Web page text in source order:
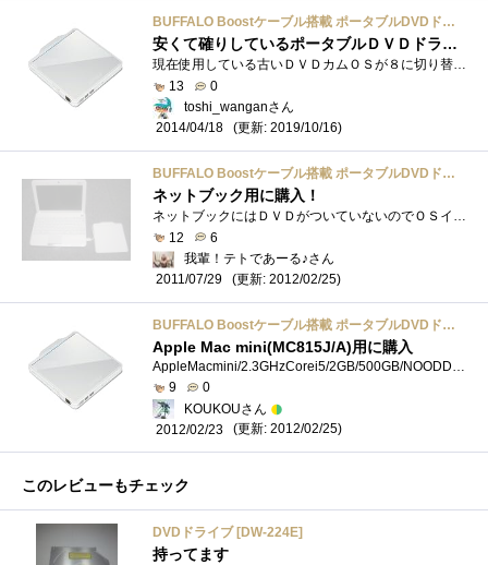
BUFFALO Boostケーブル搭載 ポータブルDVDドライブ ホワイト DVSM-PC58U2V-WH
安くて確りしているポータブルＤＶＤドライブ
現在使用している古いＤＶＤカムＯＳが８に切り替わった時点で、カメラ→ＰＣ間のケーブル接続でのデータの受け渡しが出来なくなりまして(要�...
13
0
toshi_wanganさん
2014/04/18
(更新: 2019/10/16)
BUFFALO Boostケーブル搭載 ポータブルDVDドライブ ホワイト DVSM-PC58U2V-WH
ネットブック用に購入！
ネットブックにはＤＶＤがついていないのでＯＳインストール用に購入しました。このモデルは映画などは見ることができないモデルです。見る�...
12
6
我輩！テトであーる♪さん
2011/07/29
(更新: 2012/02/25)
BUFFALO Boostケーブル搭載 ポータブルDVDドライブ ホワイト DVSM-PC58U2V-WH
Apple Mac mini(MC815J/A)用に購入
9
0
KOUKOUさん
2012/02/23
(更新: 2012/02/25)
このレビューもチェック
DVDドライブ [DW-224E]
持ってます